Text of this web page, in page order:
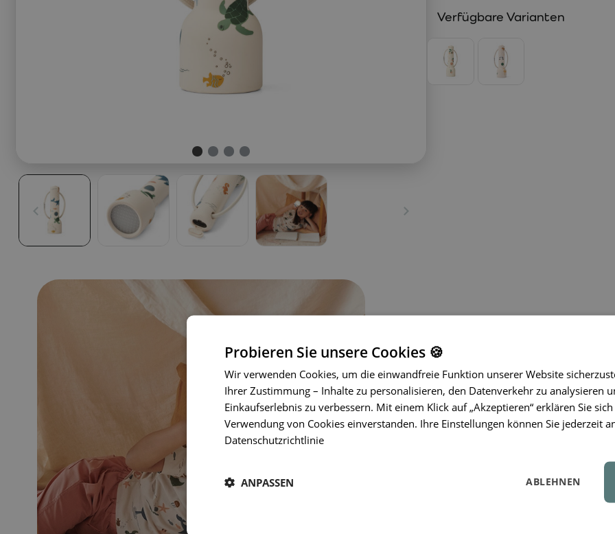
Verfügbare Varianten
Die weiche und handliche Gry-
zu Hause oder unterwegs. Dank
nach Belieben anpassen – ob beim
weichen
Micro-USB aufgeladen.
Probieren Sie unsere Cookies 🍪
Wir verwenden Cookies, um die einwandfreie Funktion unserer Website
Ihrer Zustimmung – Inhalte zu personalisieren, den Datenverkehr zu analysieren
Einkaufserlebnis zu verbessern. Mit einem Klick auf „Akzeptieren“ erklären Sie
Verwendung von Cookies einverstanden. Ihre Einstellungen können Sie jederzeit
Datenschutzrichtlinie
ABLEHNEN
ANPASSEN